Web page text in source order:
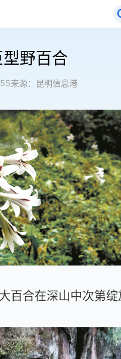
野百合
来源：昆明信息港
百合在深山中次第绽